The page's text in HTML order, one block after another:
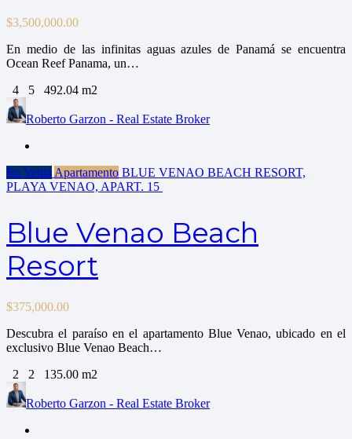
$3,500,000.00
En medio de las infinitas aguas azules de Panamá se encuentra
Ocean Reef Panama, un…
4
5 492.04 m2
Roberto Garzon - Real Estate Broker
En Venta Apartamento BLUE VENAO BEACH RESORT,
PLAYA VENAO, APART. 15
Blue Venao Beach
Resort
$375,000.00
Descubra el paraíso en el apartamento Blue Venao, ubicado en el
exclusivo Blue Venao Beach…
2
2 135.00 m2
Roberto Garzon - Real Estate Broker